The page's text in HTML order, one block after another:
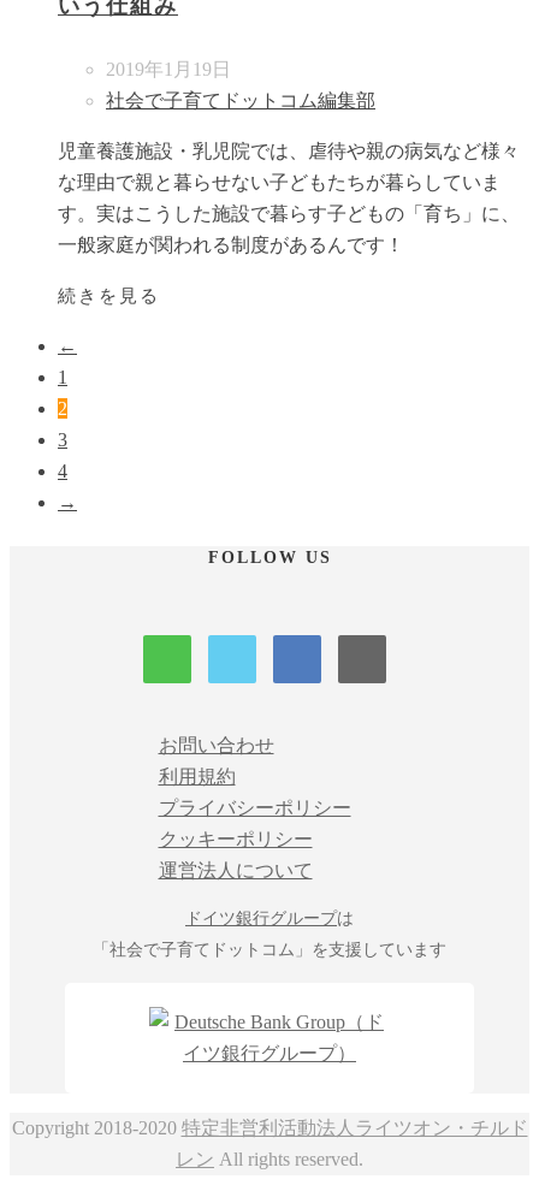
いう仕組み
2019年1月19日
社会で子育てドットコム編集部
児童養護施設・乳児院では、虐待や親の病気など様々
な理由で親と暮らせない子どもたちが暮らしていま
す。実はこうした施設で暮らす子どもの「育ち」に、
一般家庭が関われる制度があるんです！
続きを見る
←
1
2
3
4
→
FOLLOW US
お問い合わせ
利用規約
プライバシーポリシー
クッキーポリシー
運営法人について
ドイツ銀行グループは
「社会で子育てドットコム」を支援しています
Copyright 2018-2020 特定非営利活動法人ライツオン・チルド
レン All rights reserved.